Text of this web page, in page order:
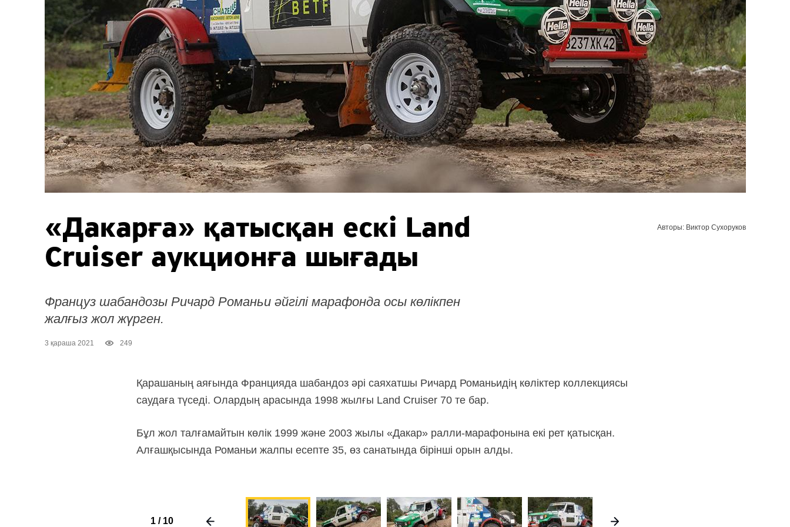
«Дакарға» қатысқан ескі Land
Cruiser аукционға шығады
Француз шабандозы Ричард Романьи әйгілі марафонда осы көлікпен
жалғыз жол жүрген.
3 қараша 2021 249
Авторы: Виктор Сухоруков
Қарашаның аяғында Францияда шабандоз әрі саяхатшы Ричард Романьидің көліктер коллекциясы
саудаға түседі. Олардың арасында 1998 жылғы Land Cruiser 70 те бар.
Бұл жол талғамайтын көлік 1999 және 2003 жылы «Дакар» ралли-марафонына екі рет қатысқан.
Алғашқысында Романьи жалпы есепте 35, өз санатында бірінші орын алды.
1 / 10